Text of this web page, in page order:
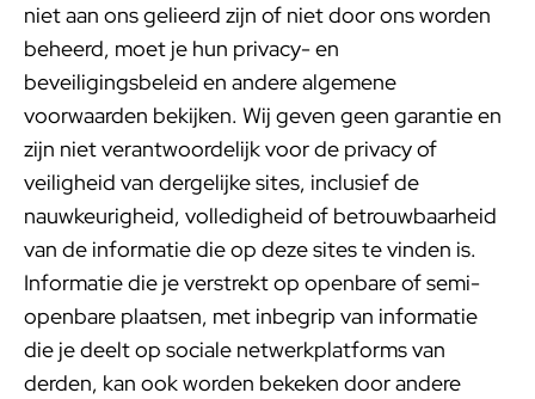
niet aan ons gelieerd zijn of niet door ons worden
beheerd, moet je hun privacy- en
beveiligingsbeleid en andere algemene
voorwaarden bekijken. Wij geven geen garantie en
zijn niet verantwoordelijk voor de privacy of
veiligheid van dergelijke sites, inclusief de
nauwkeurigheid, volledigheid of betrouwbaarheid
van de informatie die op deze sites te vinden is.
Informatie die je verstrekt op openbare of semi-
openbare plaatsen, met inbegrip van informatie
die je deelt op sociale netwerkplatforms van
derden, kan ook worden bekeken door andere